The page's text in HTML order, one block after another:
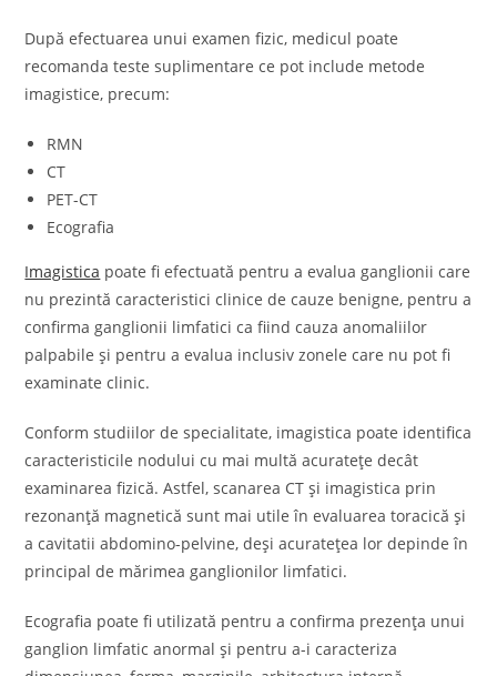
După efectuarea unui examen fizic, medicul poate
recomanda teste suplimentare ce pot include metode
imagistice, precum:
RMN
CT
PET-CT
Ecografia
Imagistica poate fi efectuată pentru a evalua ganglionii care
nu prezintă caracteristici clinice de cauze benigne, pentru a
confirma ganglionii limfatici ca fiind cauza anomaliilor
palpabile și pentru a evalua inclusiv zonele care nu pot fi
examinate clinic.
Conform studiilor de specialitate, imagistica poate identifica
caracteristicile nodului cu mai multă acuratețe decât
examinarea fizică. Astfel, scanarea CT și imagistica prin
rezonanță magnetică sunt mai utile în evaluarea toracică și
a cavitatii abdomino-pelvine, deși acuratețea lor depinde în
principal de mărimea ganglionilor limfatici.
Ecografia poate fi utilizată pentru a confirma prezența unui
ganglion limfatic anormal și pentru a-i caracteriza